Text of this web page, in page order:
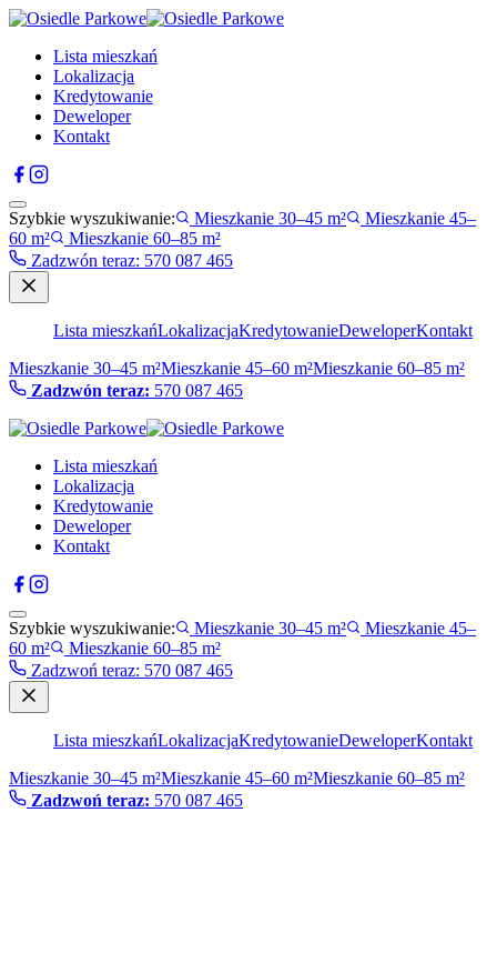
Lista mieszkań
Lokalizacja
Kredytowanie
Deweloper
Kontakt
Szybkie wyszukiwanie: Mieszkanie 30–45 m²
Mieszkanie 45–
60 m²
Mieszkanie 60–85 m²
Zadzwón teraz: 570 087 465
Lista mieszkańLokalizacjaKredytowanieDeweloperKontakt
Mieszkanie 30–45 m²Mieszkanie 45–60 m²Mieszkanie 60–85 m²
Zadzwón teraz: 570 087 465
Lista mieszkań
Lokalizacja
Kredytowanie
Deweloper
Kontakt
Szybkie wyszukiwanie: Mieszkanie 30–45 m²
Mieszkanie 45–
60 m²
Mieszkanie 60–85 m²
Zadzwoń teraz: 570 087 465
Lista mieszkańLokalizacjaKredytowanieDeweloperKontakt
Mieszkanie 30–45 m²Mieszkanie 45–60 m²Mieszkanie 60–85 m²
Zadzwoń teraz: 570 087 465